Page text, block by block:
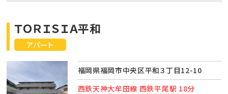
アパート
ＴＯＲＩＳＩＡ平和
福岡県福岡市中央区平和３丁目12-10
西鉄天神大牟田線 西鉄平尾駅 18分